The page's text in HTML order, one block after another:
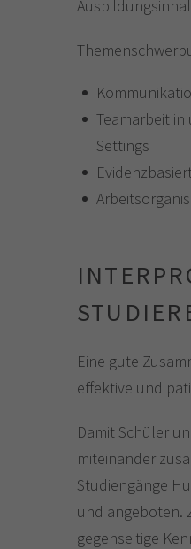
Teamarbeit
Settings
Eine gute
effektive und
Damit Schüler
miteinander
Studiengänge
und angeboten.
gegenseitige